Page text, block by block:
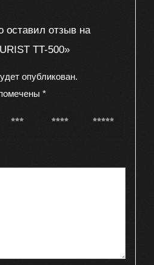
оставил отзыв на
TT-500»
опубликован.
*
3 из 5
4 из 5
5 из 5